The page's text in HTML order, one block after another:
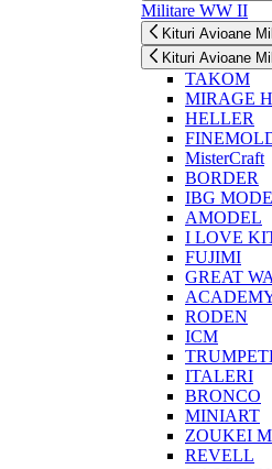
Militare WW II
Kituri Avioane
Kituri Avioane
TAKOM
MIRAGE
HELLER
MisterCraft
BORDER
IBG
AMODEL
I LOVE
FUJIMI
GREAT
RODEN
ICM
ITALERI
BRONCO
MINIART
ZOUKEI
REVELL